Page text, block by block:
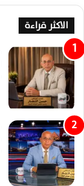
الاكثر قراءة